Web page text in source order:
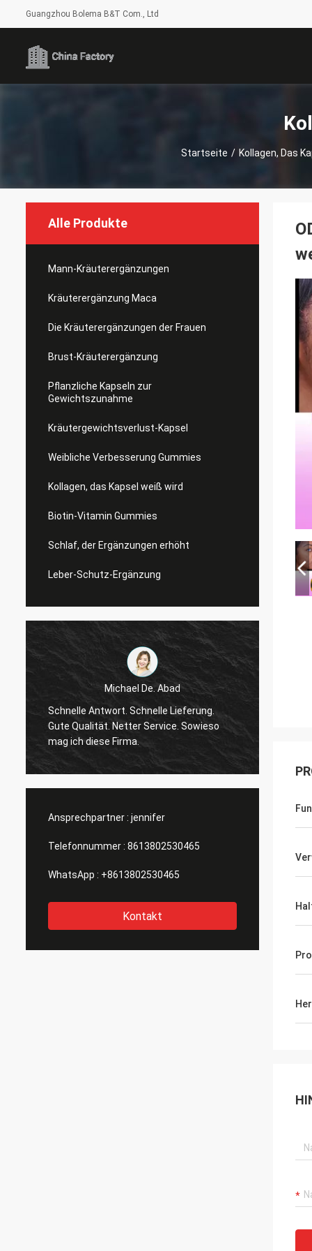
Guangzhou Bolema B&T Com., Ltd
Startseite / Kollagen, Das
Alle Produkte
Mann-Kräuterergänzungen
Kräuterergänzung Maca
Die Kräuterergänzungen der Frauen
Brust-Kräuterergänzung
Pflanzliche Kapseln zur
Gewichtszunahme
Kräutergewichtsverlust-Kapsel
Weibliche Verbesserung Gummies
Kollagen, das Kapsel weiß wird
Biotin-Vitamin Gummies
Schlaf, der Ergänzungen erhöht
Leber-Schutz-Ergänzung
Michael De. Abad
Schnelle Antwort. Schnelle Lieferung.
Gute Qualität. Netter Service. Sowieso
mag ich diese Firma.
Ansprechpartner : jennifer
Telefonnummer : 8613802530465
WhatsApp : +8613802530465
Kontakt